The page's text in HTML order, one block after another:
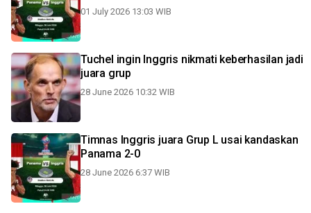
01 July 2026 13:03 WIB
Tuchel ingin Inggris nikmati keberhasilan jadi
juara grup
28 June 2026 10:32 WIB
Timnas Inggris juara Grup L usai kandaskan
Panama 2-0
28 June 2026 6:37 WIB